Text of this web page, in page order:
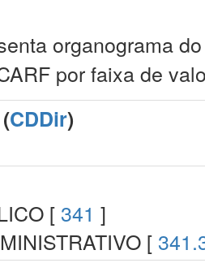
organograma
por faixa de
CDDir)
[ 341 ]
[